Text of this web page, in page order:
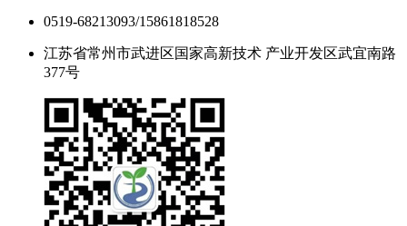
0519-68213093/15861818528
江苏省常州市武进区国家高新技术 产业开发区武宜南路
377号